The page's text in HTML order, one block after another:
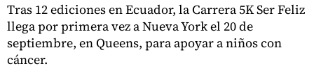
Tras 12 ediciones en Ecuador, la Carrera 5K Ser Feliz
llega por primera vez a Nueva York el 20 de
septiembre, en Queens, para apoyar a niños con
cáncer.